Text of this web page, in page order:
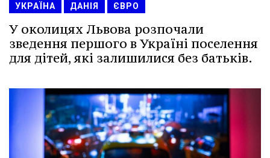
УКРАЇНА ДАНІЯ ЄВРО
У околицях Львова розпочали
зведення першого в Україні поселення
для дітей, які залишилися без батьків.